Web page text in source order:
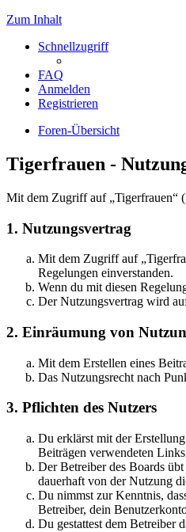
Zum Inhalt
Schnellzugriff
FAQ
Anmelden
Registrieren
Foren-Übersicht
Tigerfrauen -
Mit dem Zugriff auf „Tigerfrauen“
1. Nutzungsvertrag
Mit dem Zugriff auf
Regelungen einverstanden.
Wenn du mit diesen
Der Nutzungsvertrag wird
2. Einräumung von
Mit dem Erstellen eines
Das Nutzungsrecht nach
3. Pflichten des Nutzers
Du erklärst mit der
Beiträgen verwendeten
Der Betreiber des Boards
dauerhaft von der Nutzung
Du nimmst zur Kenntnis,
Betreiber, dein
Du gestattest dem Betreiber